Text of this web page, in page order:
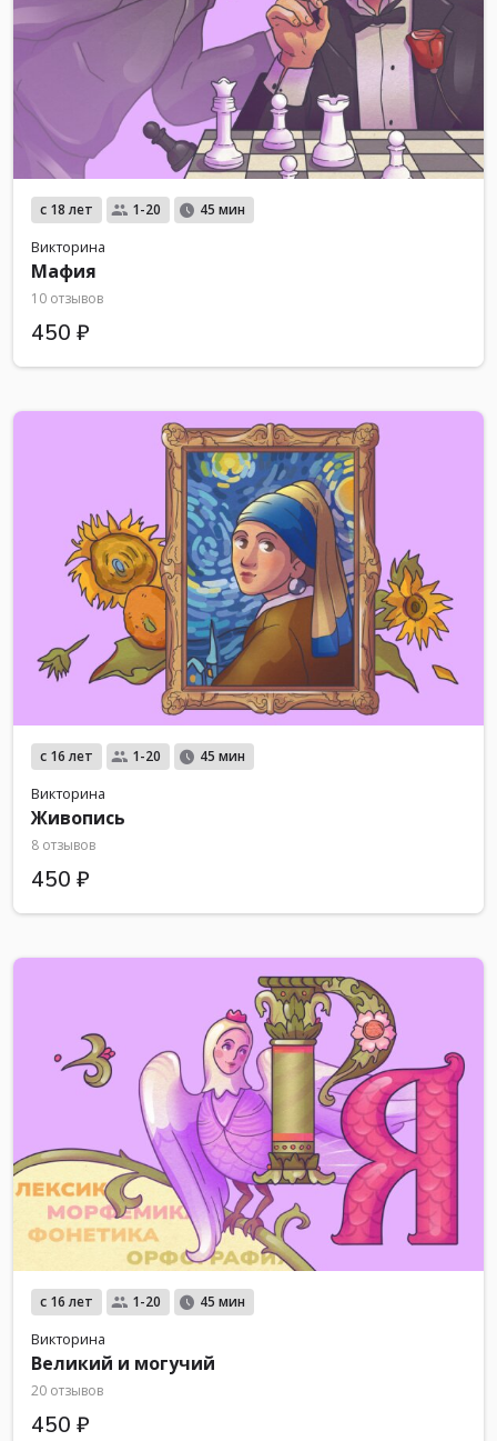
с 18 лет 1-20 45 мин
Викторина
Мафия
10 отзывов
450 ₽
с 16 лет 1-20 45 мин
Викторина
Живопись
8 отзывов
450 ₽
с 16 лет 1-20 45 мин
Викторина
Великий и могучий
20 отзывов
450 ₽